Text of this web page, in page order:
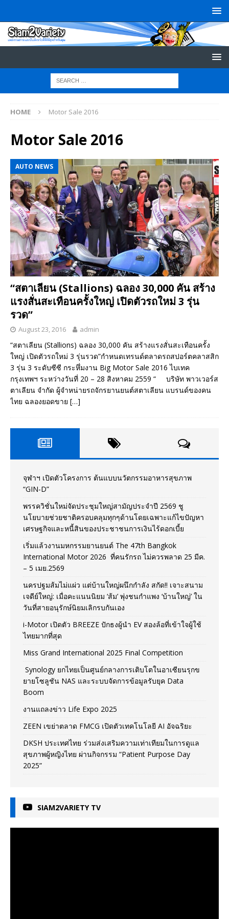
HOME Motor Sale 2016
Motor Sale 2016
AUTO NEWS
“สตาเลียน (Stallions) ฉลอง 30,000 คัน สร้าง
แรงสั่นสะเทือนครั้งใหญ่ เปิดตัวรถใหม่ 3 รุ่น
รวด”
August 23, 2016 admin
“สตาเลียน (Stallions) ฉลอง 30,000 คัน สร้างแรงสั่นสะเทือนครั้ง
ใหญ่ เปิดตัวรถใหม่ 3 รุ่นรวด”กำหนดเทรนด์ตลาดรถสปอร์ตคลาสสิก
3 รุ่น 3 ระดับซีซี กระหึ่มงาน Big Motor Sale 2016 ไบเทค
กรุงเทพฯ ระหว่างวันที่ 20 – 28 สิงหาคม 2559 “ บริษัท พาวเวอร์ส
ตาเลียน จำกัด ผู้จำหน่ายรถจักรยานยนต์สตาเลียน แบรนด์ของคน
ไทย ฉลองยอดขาย […]
จุฬาฯ เปิดตัวโครงการ ต้นแบบนวัตกรรมอาหารสุขภาพ
“GIN-D”
พรรควิชั่นใหม่จัดประชุมใหญ่สามัญประจำปี 2569 ชู
นโยบายช่วยชาติครอบคลุมทุกๆด้านโดยเฉพาะแก้ไขปัญหา
เศรษฐกิจและหนี้สินของประชาชนการเงินไร้ดอกเบี้ย
เริ่มแล้วงานมหกรรมยานยนต์ The 47th Bangkok
International Motor 2026 ที่คนรักรถ ไม่ควรพลาด 25 มีค.
– 5 เมย.2569
นครปฐมส้มไม่แผ่ว แต่บ้านใหญ่ผนึกกำลัง สกัด!! เจาะสนาม
เจดีย์ใหญ่: เมื่อคะแนนนิยม ‘ส้ม’ พุ่งชนกำแพง ‘บ้านใหญ่’ ใน
วันที่สายอนุรักษ์นิยมเลิกรบกันเอง
i-Motor เปิดตัว BREEZE ปักธงผู้นำ EV สองล้อที่เข้าใจผู้ใช้
ไทยมากที่สุด
Miss Grand International 2025 Final Competition
Synology ยกไทยเป็นศูนย์กลางการเติบโตในอาเซียนรุกข
ยายโซลูชัน NAS และระบบจัดการข้อมูลรับยุค Data
Boom
งานแถลงข่าว Life Expo 2025
ZEEN เขย่าตลาด FMCG เปิดตัวเทคโนโลยี AI อัจฉริยะ
DKSH ประเทศไทย ร่วมส่งเสริมความเท่าเทียมในการดูแล
สุขภาพผู้หญิงไทย ผ่านกิจกรรม “Patient Purpose Day
2025”
SIAM2VARIETY TV